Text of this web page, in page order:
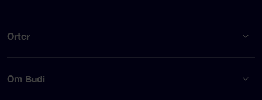
Orter
Om Budi